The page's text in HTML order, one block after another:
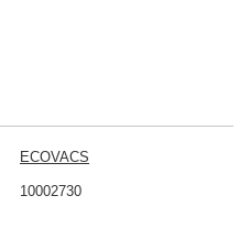
ECOVACS
10002730